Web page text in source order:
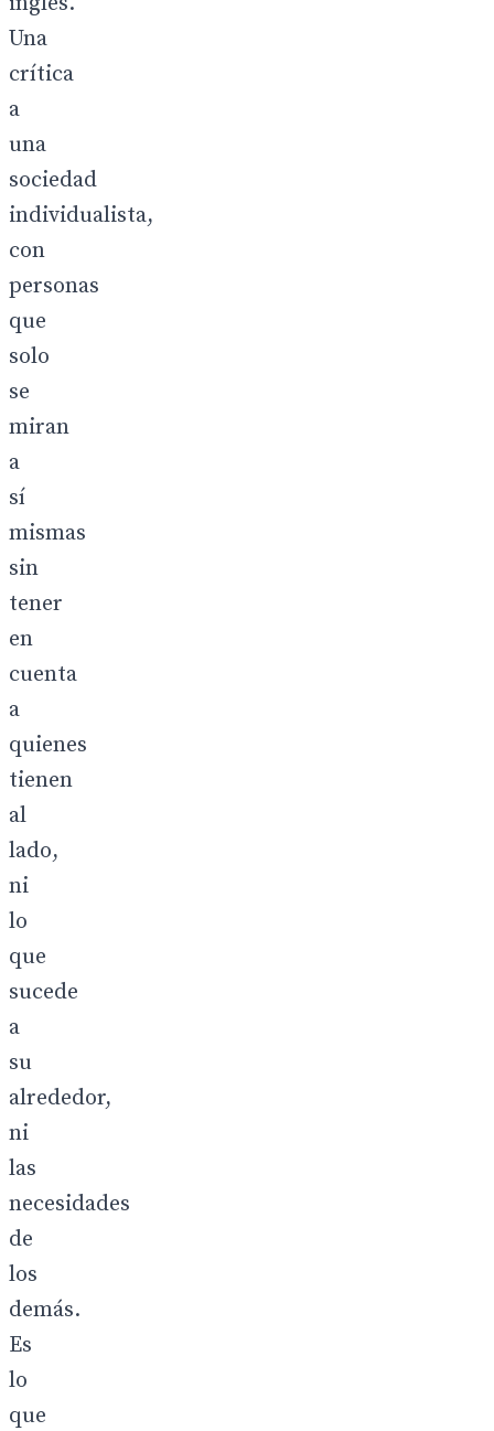
Una
crítica
a
una
sociedad
individualista,
con
personas
que
solo
se
miran
a
sí
mismas
sin
tener
en
cuenta
a
quienes
tienen
al
lado,
ni
lo
que
sucede
a
su
alrededor,
ni
las
necesidades
de
los
demás.
Es
lo
que